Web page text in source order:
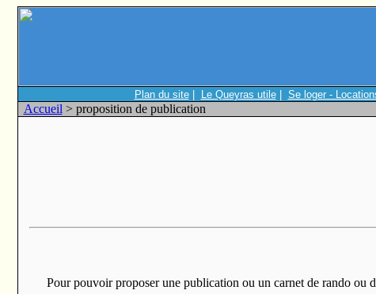
Plan du site| Le Queyras utile| Se loger -
Accueil > proposition de publication
Pour pouvoir proposer une publication ou un carnet de rando ou